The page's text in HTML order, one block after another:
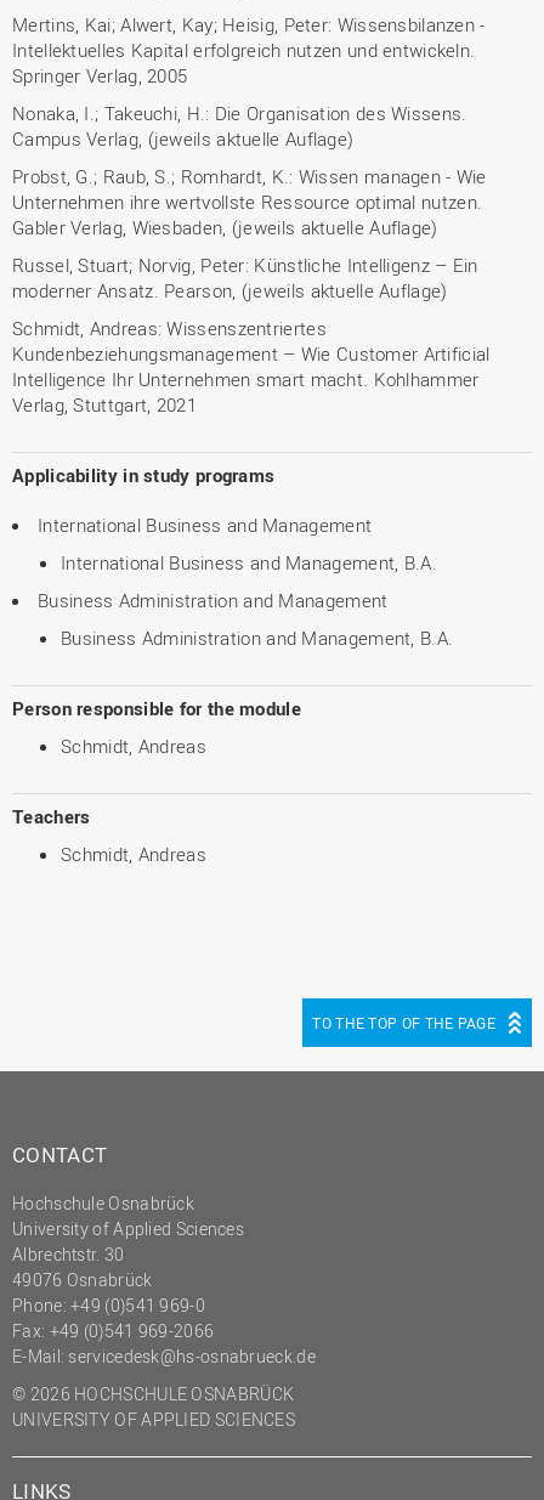
Mertins, Kai; Alwert, Kay; Heisig, Peter: Wissensbilanzen -
Intellektuelles Kapital erfolgreich nutzen und entwickeln.
Springer Verlag, 2005
Nonaka, I.; Takeuchi, H.: Die Organisation des Wissens.
Campus Verlag, (jeweils aktuelle Auflage)
Probst, G.; Raub, S.; Romhardt, K.: Wissen managen - Wie
Unternehmen ihre wertvollste Ressource optimal nutzen.
Gabler Verlag, Wiesbaden, (jeweils aktuelle Auflage)
Russel, Stuart; Norvig, Peter: Künstliche Intelligenz – Ein
moderner Ansatz. Pearson, (jeweils aktuelle Auflage)
Schmidt, Andreas: Wissenszentriertes
Kundenbeziehungsmanagement – Wie Customer Artificial
Intelligence Ihr Unternehmen smart macht. Kohlhammer
Verlag, Stuttgart, 2021
Applicability in study programs
International Business and Management
International Business and Management, B.A.
Business Administration and Management
Business Administration and Management, B.A.
Person responsible for the module
Schmidt, Andreas
Teachers
Schmidt, Andreas
TO THE TOP OF THE PAGE
CONTACT
Hochschule Osnabrück
University of Applied Sciences
Albrechtstr. 30
49076 Osnabrück
Phone: +49 (0)541 969-0
Fax: +49 (0)541 969-2066
E-Mail: servicedesk@hs-osnabrueck.de
© 2026 HOCHSCHULE OSNABRÜCK
UNIVERSITY OF APPLIED SCIENCES
LINKS